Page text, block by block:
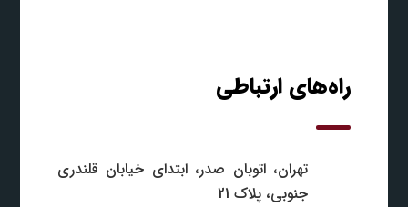
راه‌های ارتباطی
تهران، اتوبان صدر، ابتدای خیابان قلندری
جنوبی، پلاک 21